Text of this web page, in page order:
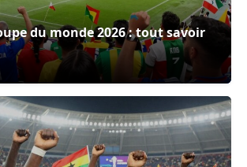
du monde 2026 : tout savoir